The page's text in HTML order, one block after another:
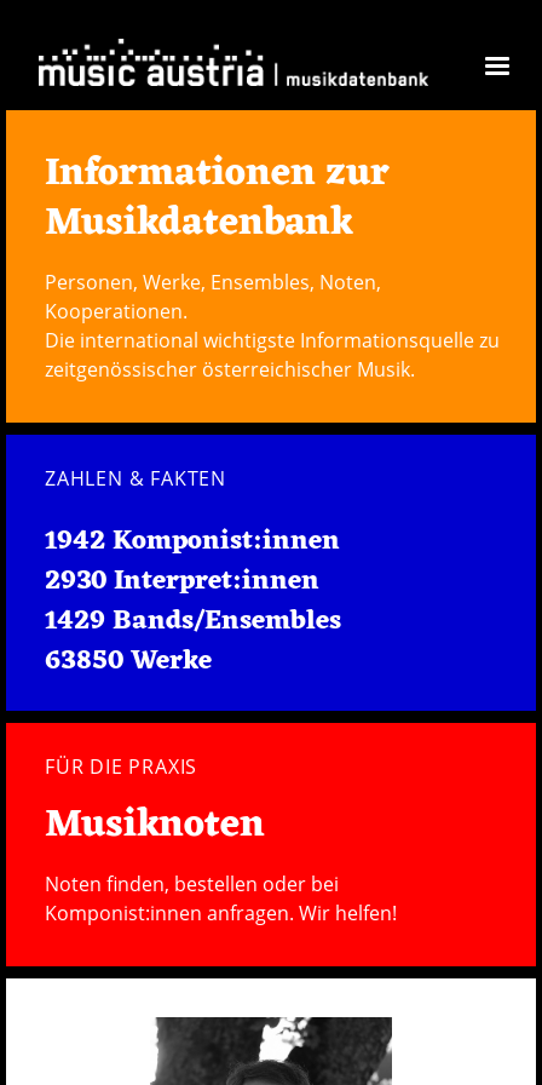
Informationen zur
Musikdatenbank
Personen, Werke, Ensembles, Noten,
Kooperationen.
Die international wichtigste Informationsquelle zu
zeitgenössischer österreichischer Musik.
ZAHLEN & FAKTEN
1942 Komponist:innen
2930 Interpret:innen
1429 Bands/Ensembles
63850 Werke
FÜR DIE PRAXIS
Musiknoten
Noten finden, bestellen oder bei
Komponist:innen anfragen. Wir helfen!